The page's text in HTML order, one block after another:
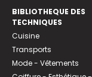
BIBLIOTHEQUE DES
TECHNIQUES
Cuisine
Transports
Mode - Vêtements